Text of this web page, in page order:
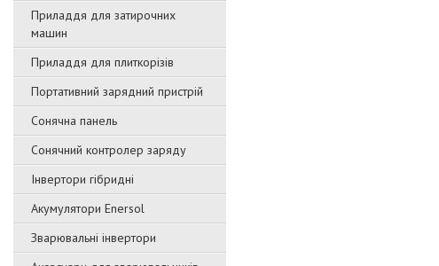
Приладдя для затирочниx
машин
Приладдя для плиткорізів
Портативний зарядний пристрій
Сонячна панель
Сонячний контролер заряду
Інвертори гібридні
Акумулятори Enersol
Зварювальні інвертори